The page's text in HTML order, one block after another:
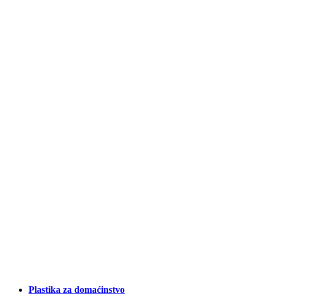
Plastika za domaćinstvo